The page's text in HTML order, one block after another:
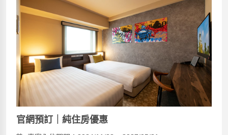
官網預訂｜純住房優惠